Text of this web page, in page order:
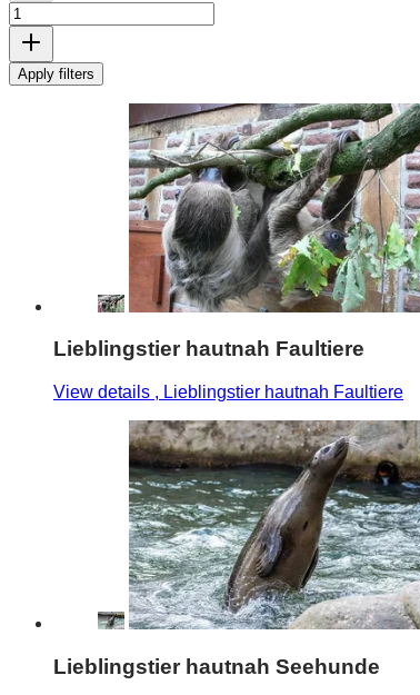
Apply filters
Lieblingstier hautnah Faultiere
View details , Lieblingstier hautnah Faultiere
Lieblingstier hautnah Seehunde